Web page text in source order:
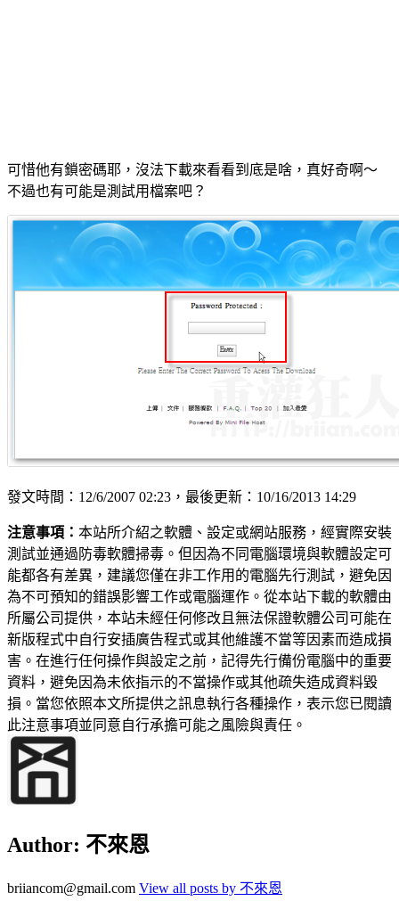
可惜他有鎖密碼耶，沒法下載來看看到底是啥，真好奇啊～
不過也有可能是測試用檔案吧？
發文時間：12/6/2007 02:23，最後更新：10/16/2013 14:29
注意事項： 本站所介紹之軟體、設定或網站服務，經實際安裝
測試並通過防毒軟體掃毒。但因為不同電腦環境與軟體設定可
能都各有差異，建議您僅在非工作用的電腦先行測試，避免因
為不可預知的錯誤影響工作或電腦運作。從本站下載的軟體由
所屬公司提供，本站未經任何修改且無法保證軟體公司可能在
新版程式中自行安插廣告程式或其他維護不當等因素而造成損
害。在進行任何操作與設定之前，記得先行備份電腦中的重要
資料，避免因為未依指示的不當操作或其他疏失造成資料毀
損。當您依照本文所提供之訊息執行各種操作，表示您已閱讀
此注意事項並同意自行承擔可能之風險與責任。
Author: 不來恩
briiancom@gmail.com View all posts by 不來恩